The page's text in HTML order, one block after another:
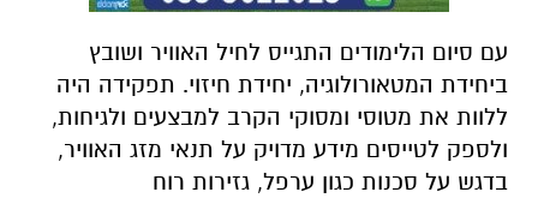
עם סיום הלימודים התגייס לחיל האוויר ושובץ
ביחידת המטאורולוגיה, יחידת חיזוי. תפקידה היה
ללוות את מטוסי ומסוקי הקרב למבצעים ולגיחות,
ולספק לטייסים מידע מדויק על תנאי מזג האוויר,
בדגש על סכנות כגון ערפל, גזירות רוח